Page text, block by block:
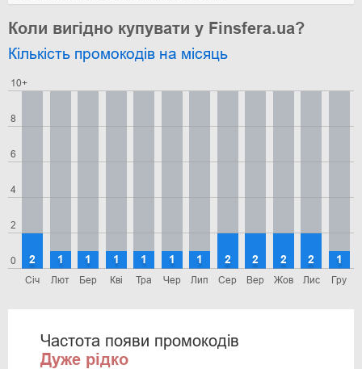
Коли вигідно купувати у Finsfera.ua?
Кількість промокодів на місяць
0
2
4
6
8
10+
Січ
2
Лют
1
Бер
1
Кві
1
Тра
1
Чер
1
Лип
1
Сер
2
Вер
2
Жов
2
Лис
2
Гру
1
Частота появи промокодів
Дуже рідко